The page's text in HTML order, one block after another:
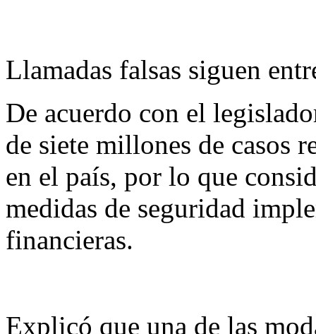
Llamadas falsas siguen
De acuerdo con el
de siete millones de casos
en el país, por lo que
medidas de seguridad
financieras.
Explicó que una de las